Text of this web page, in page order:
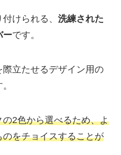
けられる、 洗練された
ーです。
立たせるデザイン用の
2色から選べるため、よ
をチョイスすることが